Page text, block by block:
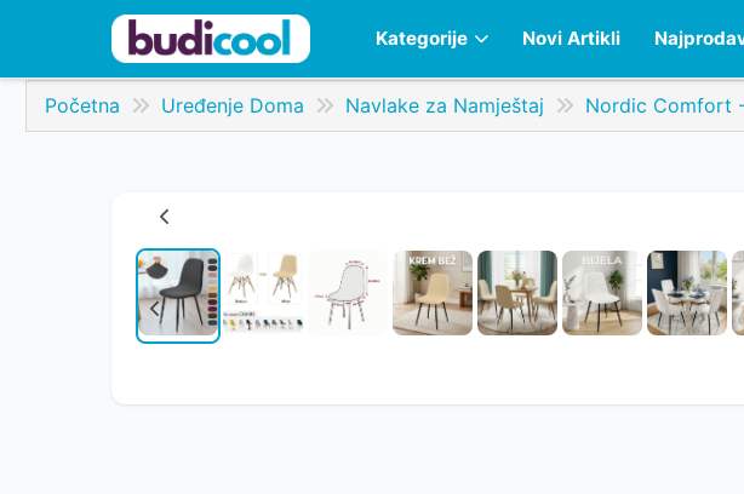
Kategorije Novi Artikli
Početna Uređenje Doma Navlake za Namještaj Nordic Comfort